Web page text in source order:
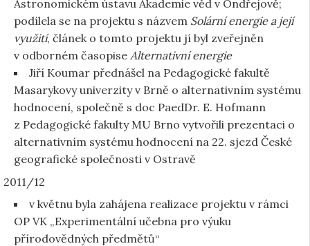
Astronomickém ústavu Akademie věd v Ondřejově;
podílela se na projektu s názvem Solární energie a její
využití, článek o tomto projektu jí byl zveřejněn
v odborném časopise Alternativní energie
Jiří Koumar přednášel na Pedagogické fakultě
Masarykovy univerzity v Brně o alternativním systému
hodnocení, společně s doc PaedDr. E. Hofmann
z Pedagogické fakulty MU Brno vytvořili prezentaci o
alternativním systému hodnocení na 22. sjezd České
geografické společnosti v Ostravě
2011/12
v květnu byla zahájena realizace projektu v rámci
OP VK „Experimentální učebna pro výuku
přírodovědných předmětů“